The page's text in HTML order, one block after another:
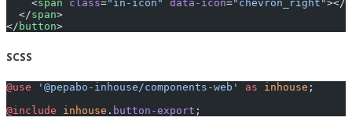
    <
span class="in-icon" data-icon="chevron_right"></
  </
span>
</ button>
SCSS
@use '@pepabo-inhouse/components-web' as inhouse ;
@include inhouse . button-export ;